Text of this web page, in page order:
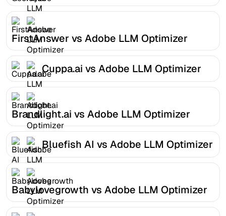
FirstAnswer vs Adobe LLM Optimizer
Cuppa.ai vs Adobe LLM Optimizer
Brandlight.ai vs Adobe LLM Optimizer
Bluefish AI vs Adobe LLM Optimizer
Babylovegrowth vs Adobe LLM Optimizer